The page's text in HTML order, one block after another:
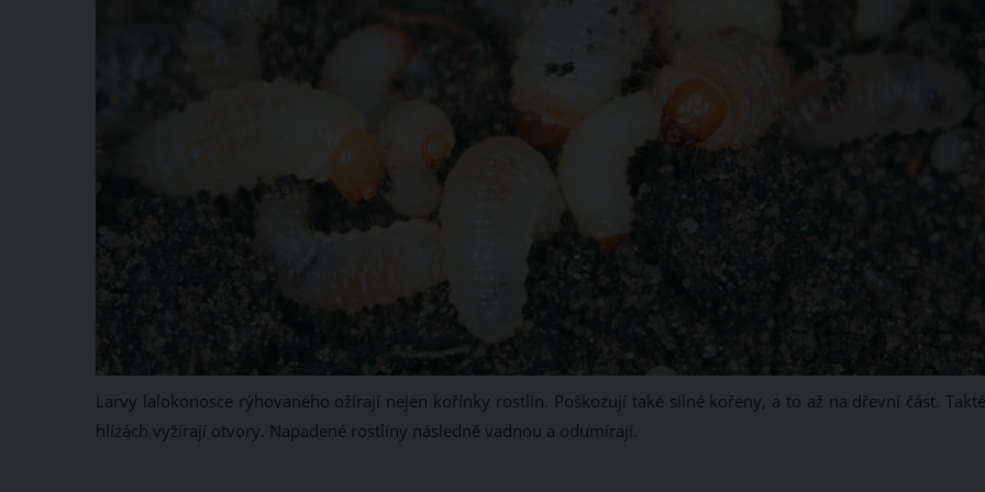
Larvy lalokonosce rýhovaného ožírají nejen kořínky rostlin. Poškozují také silné kořeny, a to až na dřevní část.
hlízách vyžírají otvory. Napadené rostliny následně vadnou a odumírají.